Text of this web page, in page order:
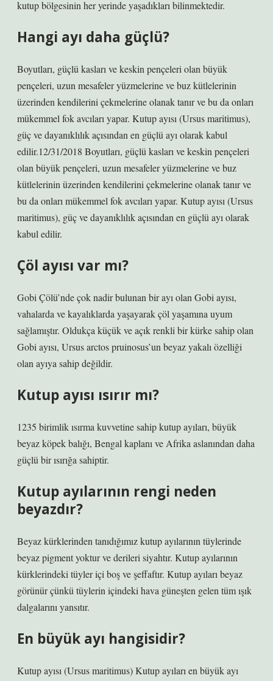
kutup bölgesinin her yerinde yaşadıkları bilinmektedir.
Hangi ayı daha güçlü?
Boyutları, güçlü kasları ve keskin pençeleri olan büyük
pençeleri, uzun mesafeler yüzmelerine ve buz kütlelerinin
üzerinden kendilerini çekmelerine olanak tanır ve bu da onları
mükemmel fok avcıları yapar. Kutup ayısı (Ursus maritimus),
güç ve dayanıklılık açısından en güçlü ayı olarak kabul
edilir.12/31/2018 Boyutları, güçlü kasları ve keskin pençeleri
olan büyük pençeleri, uzun mesafeler yüzmelerine ve buz
kütlelerinin üzerinden kendilerini çekmelerine olanak tanır ve
bu da onları mükemmel fok avcıları yapar. Kutup ayısı (Ursus
maritimus), güç ve dayanıklılık açısından en güçlü ayı olarak
kabul edilir.
Çöl ayısı var mı?
Gobi Çölü’nde çok nadir bulunan bir ayı olan Gobi ayısı,
vahalarda ve kayalıklarda yaşayarak çöl yaşamına uyum
sağlamıştır. Oldukça küçük ve açık renkli bir kürke sahip olan
Gobi ayısı, Ursus arctos pruinosus’un beyaz yakalı özelliği
olan ayıya sahip değildir.
Kutup ayısı ısırır mı?
1235 birimlik ısırma kuvvetine sahip kutup ayıları, büyük
beyaz köpek balığı, Bengal kaplanı ve Afrika aslanından daha
güçlü bir ısırığa sahiptir.
Kutup ayılarının rengi neden
beyazdır?
Beyaz kürklerinden tanıdığımız kutup ayılarının tüylerinde
beyaz pigment yoktur ve derileri siyahtır. Kutup ayılarının
kürklerindeki tüyler içi boş ve şeffaftır. Kutup ayıları beyaz
görünür çünkü tüylerin içindeki hava güneşten gelen tüm ışık
dalgalarını yansıtır.
En büyük ayı hangisidir?
Kutup ayısı (Ursus maritimus) Kutup ayıları en büyük ayı